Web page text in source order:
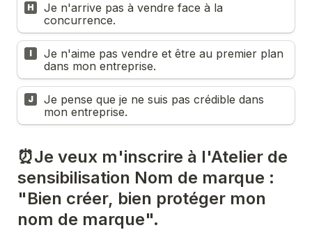
H
Je n'arrive pas à vendre face à la
concurrence.
I
Je n'aime pas vendre et être au premier plan
dans mon entreprise.
J
Je pense que je ne suis pas crédible dans
mon entreprise.
⏰️Je veux m'inscrire à l'Atelier de
sensibilisation Nom de marque :
"Bien créer, bien protéger mon
nom de marque".